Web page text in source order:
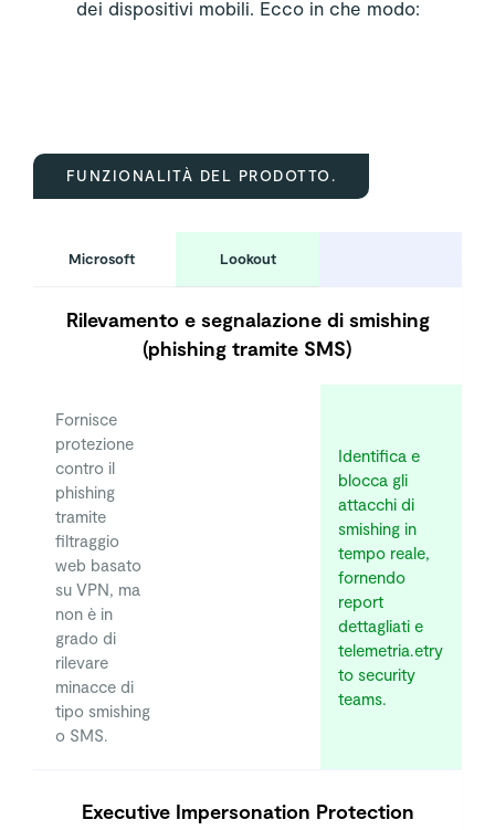
dei dispositivi mobili. Ecco in che modo:
FUNZIONALITÀ DEL PRODOTTO.
Microsoft Lookout
Rilevamento e segnalazione di smishing
(phishing tramite SMS)
Fornisce
protezione
contro il
phishing
tramite
filtraggio
web basato
su VPN, ma
non è in
grado di
rilevare
minacce di
tipo smishing
o SMS.
Identifica e
blocca gli
attacchi di
smishing in
tempo reale,
fornendo
report
dettagliati e
telemetria.etry
to security
teams.
Executive Impersonation Protection